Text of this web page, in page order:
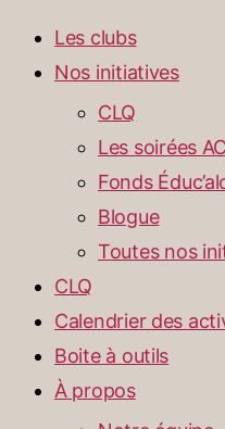
Les clubs
Nos initiatives
CLQ
Les soirées
Fonds
Blogue
Toutes nos
CLQ
Calendrier des
Boite à outils
À propos